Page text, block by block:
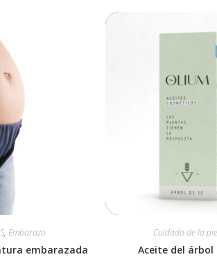
, Embarazo
embarazada
Cuidado de la
Aceite del árbol